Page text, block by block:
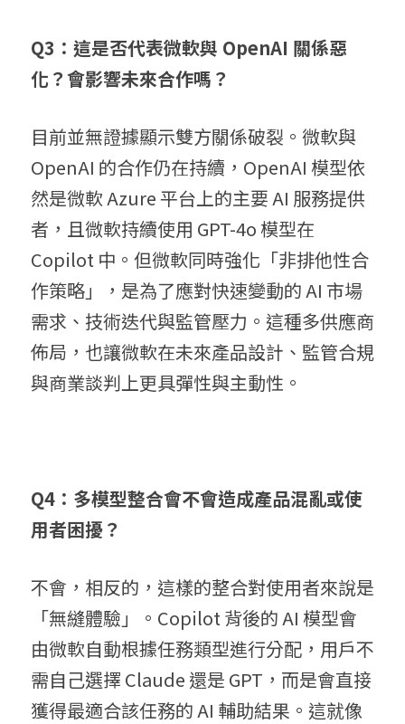
Q3：這是否代表微軟與 OpenAI 關係惡
化？會影響未來合作嗎？
目前並無證據顯示雙方關係破裂。微軟與
OpenAI 的合作仍在持續，OpenAI 模型依
然是微軟 Azure 平台上的主要 AI 服務提供
者，且微軟持續使用 GPT-4o 模型在
Copilot 中。但微軟同時強化「非排他性合
作策略」，是為了應對快速變動的 AI 市場
需求、技術迭代與監管壓力。這種多供應商
佈局，也讓微軟在未來產品設計、監管合規
與商業談判上更具彈性與主動性。
Q4：多模型整合會不會造成產品混亂或使
用者困擾？
不會，相反的，這樣的整合對使用者來說是
「無縫體驗」。Copilot 背後的 AI 模型會
由微軟自動根據任務類型進行分配，用戶不
需自己選擇 Claude 還是 GPT，而是會直接
獲得最適合該任務的 AI 輔助結果。這就像